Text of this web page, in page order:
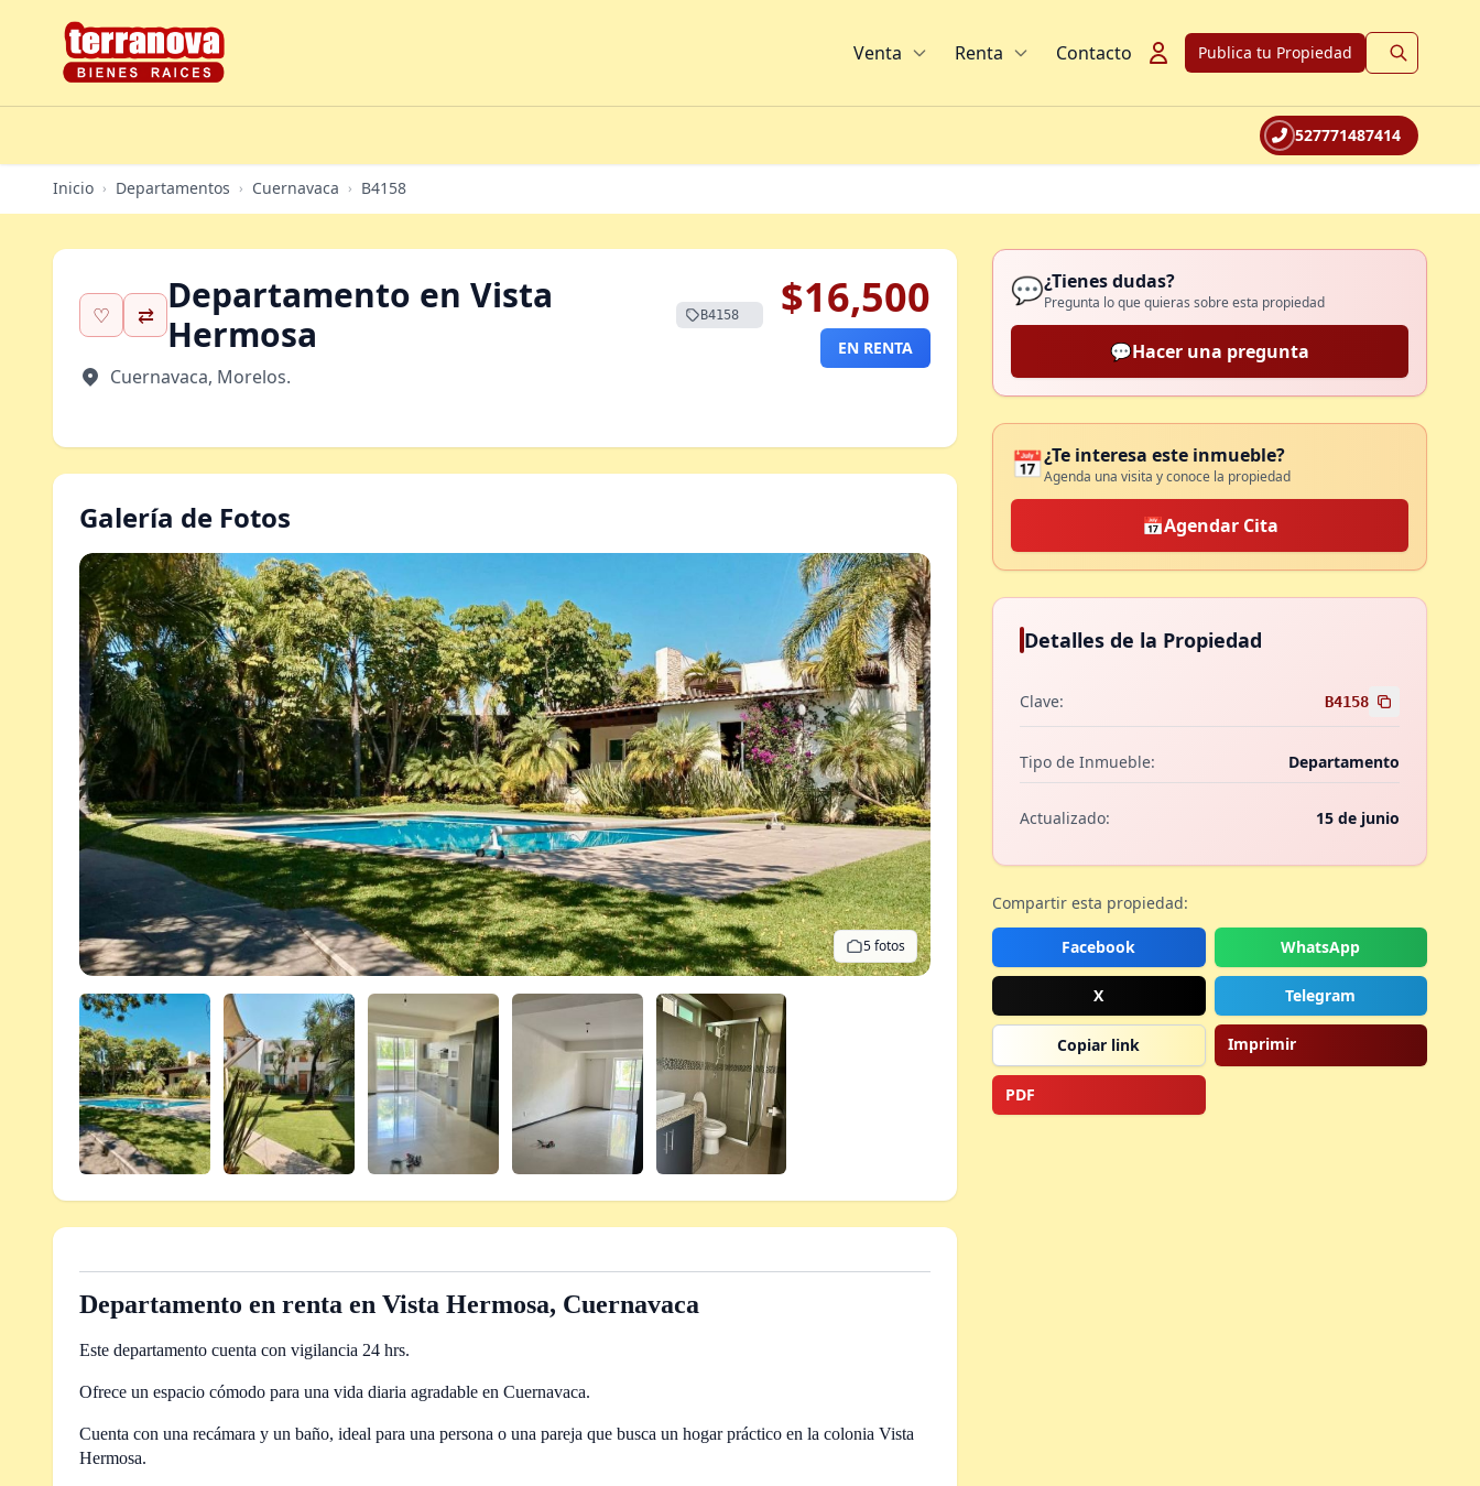
Venta Renta Contacto Publica tu Propiedad
527771487414
Inicio › Departamentos › Cuernavaca › B4158
♡ ⇄
Departamento en Vista
Hermosa
B4158
Cuernavaca, Morelos.
$16,500
EN RENTA
Galería de Fotos
5 fotos
Departamento en renta en Vista Hermosa, Cuernavaca
Este departamento cuenta con vigilancia 24 hrs.
Ofrece un espacio cómodo para una vida diaria agradable en Cuernavaca.
Cuenta con una recámara y un baño, ideal para una persona o una pareja que busca un hogar práctico en la colonia Vista
Hermosa.
💬¿Tienes dudas?
Pregunta lo que quieras sobre esta propiedad
💬Hacer una pregunta
📅¿Te interesa este inmueble?
Agenda una visita y conoce la propiedad
📅Agendar Cita
Detalles de la Propiedad
Clave: B4158
Tipo de Inmueble: Departamento
Actualizado: 15 de junio
Compartir esta propiedad:
Facebook WhatsApp
X Telegram
Copiar link Imprimir
PDF